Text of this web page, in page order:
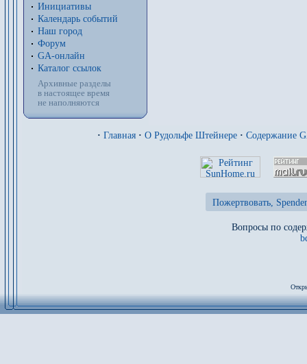
Инициативы
Календарь событий
Наш город
Форум
GA-онлайн
Каталог ссылок
Архивные разделы
в настоящее время
не наполняются
· Главная · О Рудольфе Штейнере · Содержание
Пожертвовать,
Вопросы по